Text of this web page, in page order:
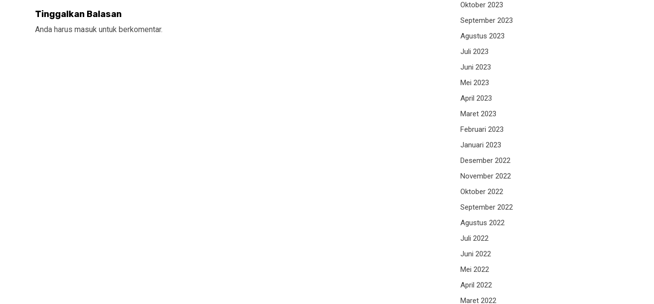
Tinggalkan Balasan
Anda harus masuk untuk berkomentar.
Oktober 2023
September 2023
Agustus 2023
Juli 2023
Juni 2023
Mei 2023
April 2023
Maret 2023
Februari 2023
Januari 2023
Desember 2022
November 2022
Oktober 2022
September 2022
Agustus 2022
Juli 2022
Juni 2022
Mei 2022
April 2022
Maret 2022